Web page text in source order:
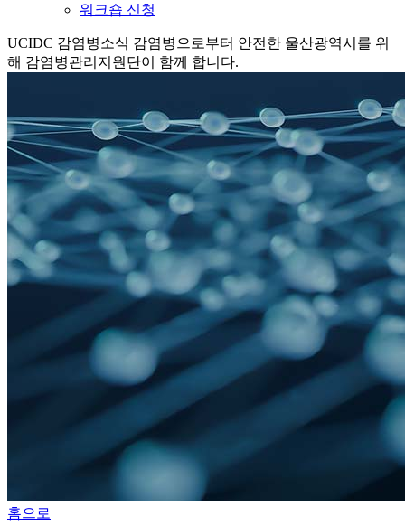
워크숍 신청
UCIDC 감염병소식 감염병으로부터 안전한 울산광역시를 위
해 감염병관리지원단이 함께 합니다.
홈으로